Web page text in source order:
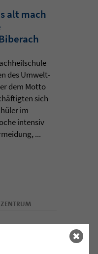
alt mach
des Umwelt-
dem Motto
sich
im
intensiv
...
geht´s in